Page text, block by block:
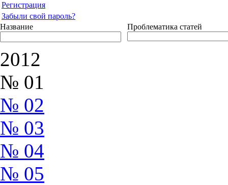
Регистрация
Забыли свой пароль?
Название
Проблематика статей
2012
№ 01
№ 02
№ 03
№ 04
№ 05